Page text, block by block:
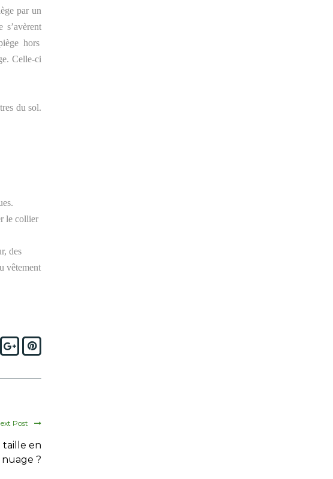
par un
s’avèrent
hors
Celle-ci
du sol.
le collier
des
vêtement
Google+Pinterest
Post
taille en
nuage ?